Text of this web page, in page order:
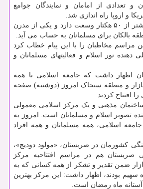
تعدادی از امامان و نمایندگان جوامع
و اروپا راه اندازی شد.
این مجموعه باشکوه بیشتر از ۵۰ هکتار وسعت دارد و یکی از مدرن
بالکان برای مسلمانان به حساب می آید.
مراسم مخاطبان را با این پیام خطاب کرد
دهنده نور اسلام و فعالیتهای مسلمانان و
اظهار داشت که جامعه اسلامی با همه
و منطقه سنجاک امروز (دوشنبه) صفحه
افتتاح کردند.
مذهبی و یک مرکز اسلامی معمولی
تصویر اسلام و مسلمانان است. امروز به
اسلامی، همه مسلمانان و همه افراد
کشورمان در صربستان، «مولود دودیچ»،
هم در مراسم افتتاحیه مرکز
ضمن تقدیر و تشکر از همه کسانی که به
بودند، اظهار داشت: این مرکز بهترین
ماه رمضان است.